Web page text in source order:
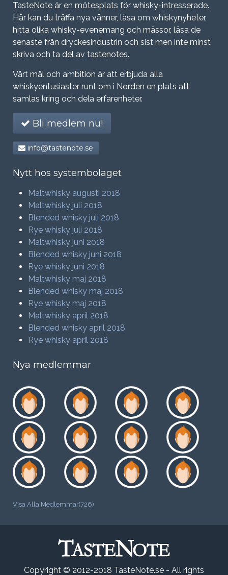
TasteNote är en mötesplats för whisky-intresserade.
Här kan du träffa nya vänner, läsa om whiskynyheter,
hitta olika whisky-evenemang och mässor, läsa de
senaste från dryckesindustrin och sist men inte minst
skriva och ta del av tastenotes.
Vårt mål och ambition är att erbjuda alla
whiskyentusiaster runt om i Norden en plats att
samlas kring och dela erfarenheter.
Bli medlem nu!
info@tastenote.se
Nytt hos systembolaget
Maltwhisky augusti 2018
Maltwhisky juli 2018
Blended whisky juli 2018
Rye whisky juli 2018
Maltwhisky juni 2018
Blended whisky juni 2018
Rye whisky juni 2018
Maltwhisky maj 2018
Blended whisky maj 2018
Rye whisky maj 2018
Maltwhisky april 2018
Blended whisky april 2018
Rye whisky april 2018
Nya medlemmar
Visa Alla Medlemmar(726)
Copyright © 2012-2018 TasteNote.se - All rights